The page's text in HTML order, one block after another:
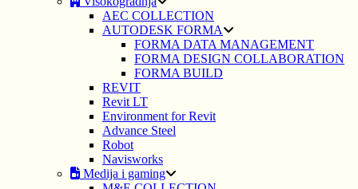
AEC COLLECTION
AUTODESK FORMA
FORMA DATA MANAGEMENT
FORMA DESIGN COLLABORATION
FORMA BUILD
REVIT
Revit LT
Environment for Revit
Advance Steel
Robot
Navisworks
Medija i gaming